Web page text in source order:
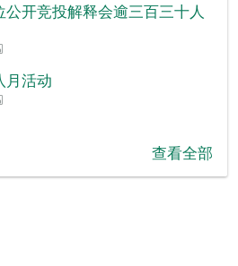
开竞投解释会逾三百三十人
月活动
查看全部